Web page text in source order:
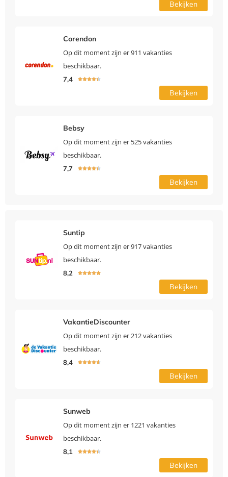
Bekijken
Corendon
Op dit moment zijn er 911 vakanties
beschikbaar.
7,4 
Bekijken
Bebsy
Op dit moment zijn er 525 vakanties
beschikbaar.
7,7 
Bekijken
Suntip
Op dit moment zijn er 917 vakanties
beschikbaar.
8,2 
Bekijken
VakantieDiscounter
Op dit moment zijn er 212 vakanties
beschikbaar.
8,4 
Bekijken
Sunweb
Op dit moment zijn er 1221 vakanties
beschikbaar.
8,1 
Bekijken